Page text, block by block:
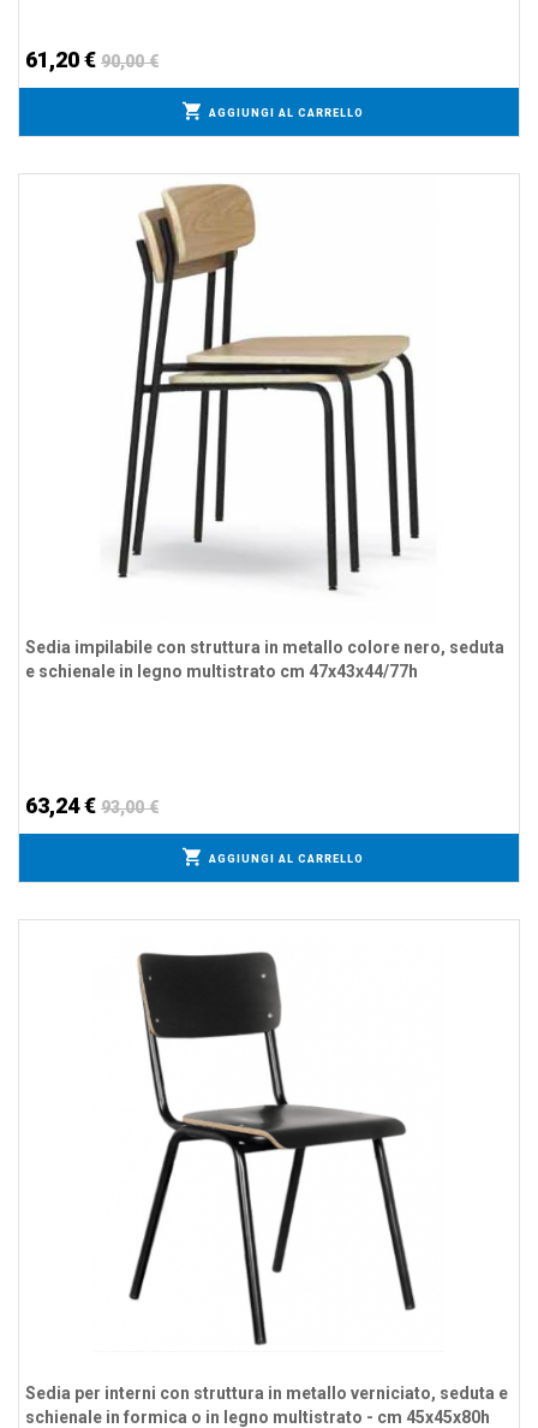
61,20 € 90,00 €
AGGIUNGI AL CARRELLO
Sedia impilabile con ​struttura in metallo colore nero, seduta
e schienale in legno multistrato cm 47x43x44/77h
63,24 € 93,00 €
AGGIUNGI AL CARRELLO
Sedia per interni con struttura in metallo verniciato, seduta e
schienale in formica o in legno multistrato - cm 45x45x80h